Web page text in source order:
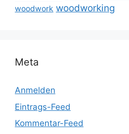
woodwork woodworking
Meta
Anmelden
Eintrags-Feed
Kommentar-Feed